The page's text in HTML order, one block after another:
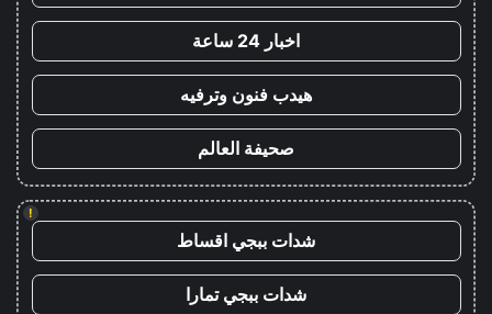
اخبار 24 ساعة
هيدب فنون وترفيه
صحيفة العالم
!
شدات ببجي اقساط
شدات ببجي تمارا